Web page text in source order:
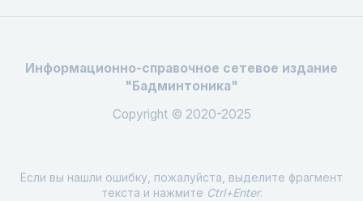
Информационно-справочное сетевое издание
"Бадминтоника"
Copyright © 2020-2025
Если вы нашли ошибку, пожалуйста, выделите фрагмент
текста и нажмите Ctrl+Enter.